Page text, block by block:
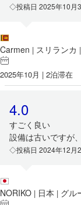
◇投稿日 2025年10月
Carmen | スリランカ |
2025年10月 | 2泊滞在
4.0
すごく良い
設備は古いですが
◇投稿日 2024年12月
NORIKO | 日本 | グル